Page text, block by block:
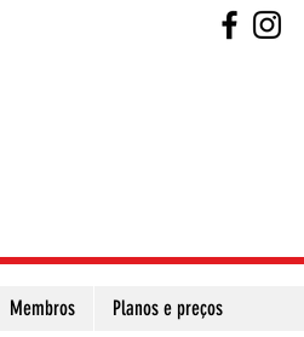
Membros Planos e preços